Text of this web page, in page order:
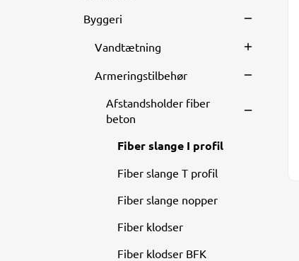
Byggeri
Vandtætning
Armeringstilbehør
Afstandsholder fiber
beton
Fiber slange I profil
Fiber slange T profil
Fiber slange nopper
Fiber klodser
Fiber klodser BFK